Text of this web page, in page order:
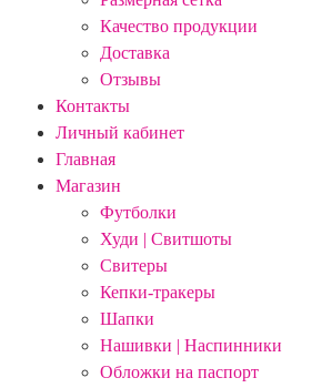
Качество продукции
Доставка
Отзывы
Контакты
Личный кабинет
Главная
Магазин
Футболки
Худи | Свитшоты
Свитеры
Кепки-тракеры
Шапки
Нашивки | Наспинники
Обложки на паспорт